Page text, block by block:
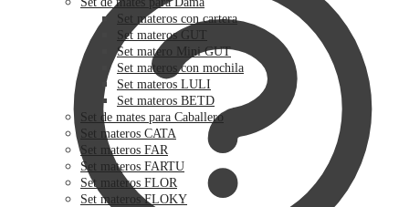
Set materos con cartera
Set materos GUT
Set matero Mini GUT
Set materos con mochila
Set materos LULI
Set materos BETD
Set de mates para Caballero
Set materos CATA
Set materos FAR
Set materos FARTU
Set materos FLOR
Set materos FLOKY